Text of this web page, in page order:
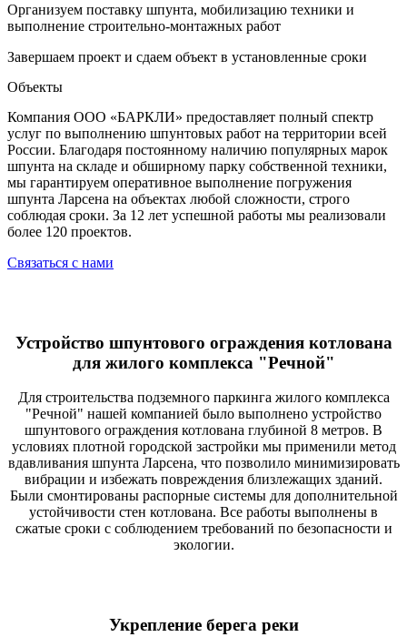
Организуем поставку шпунта, мобилизацию техники и
выполнение строительно-монтажных работ
Завершаем проект и сдаем объект в установленные сроки
Объекты
Компания ООО «БАРКЛИ» предоставляет полный спектр
услуг по выполнению шпунтовых работ на территории всей
России. Благодаря постоянному наличию популярных марок
шпунта на складе и обширному парку собственной техники,
мы гарантируем оперативное выполнение погружения
шпунта Ларсена на объектах любой сложности, строго
соблюдая сроки. За 12 лет успешной работы мы реализовали
более 120 проектов.
Связаться с нами
Устройство шпунтового ограждения котлована
для жилого комплекса "Речной"
Для строительства подземного паркинга жилого комплекса
"Речной" нашей компанией было выполнено устройство
шпунтового ограждения котлована глубиной 8 метров. В
условиях плотной городской застройки мы применили метод
вдавливания шпунта Ларсена, что позволило минимизировать
вибрации и избежать повреждения близлежащих зданий.
Были смонтированы распорные системы для дополнительной
устойчивости стен котлована. Все работы выполнены в
сжатые сроки с соблюдением требований по безопасности и
экологии.
Укрепление берега реки